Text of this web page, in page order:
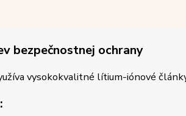
bezpečnostnej ochrany
vysokokvalitné lítium-iónové